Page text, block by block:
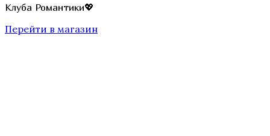
Клуба Романтики💖
Перейти в магазин